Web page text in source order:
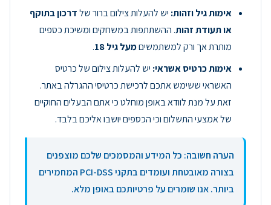
אימות גיל וזהות: יש להעלות צילום ברור שלדרכון בתוקף
או תעודת זהות. ההשתתפות במשחקים ומשיכת כספים
מותרת אך ורק למשתמשיםמעל גיל 18
.
אימות כרטיס אשראי: יש להעלות צילום של כרטיס
האשראי ששימש אתכם לרכישת כרטיסי ההגרלה באתר.
זאת על מנת לוודא באופן מוחלט כי אתם הבעלים החוקיים
של אמצעי התשלום וכי הכספים יושבו אליכם בלבד.
הערה חשובה: כל המידע והמסמכים שלכם מוצפנים
בצורה מאובטחת ועומדים בתקני PCI-DSS המחמירים
ביותר. אנו שומרים על פרטיותכם באופן מלא.